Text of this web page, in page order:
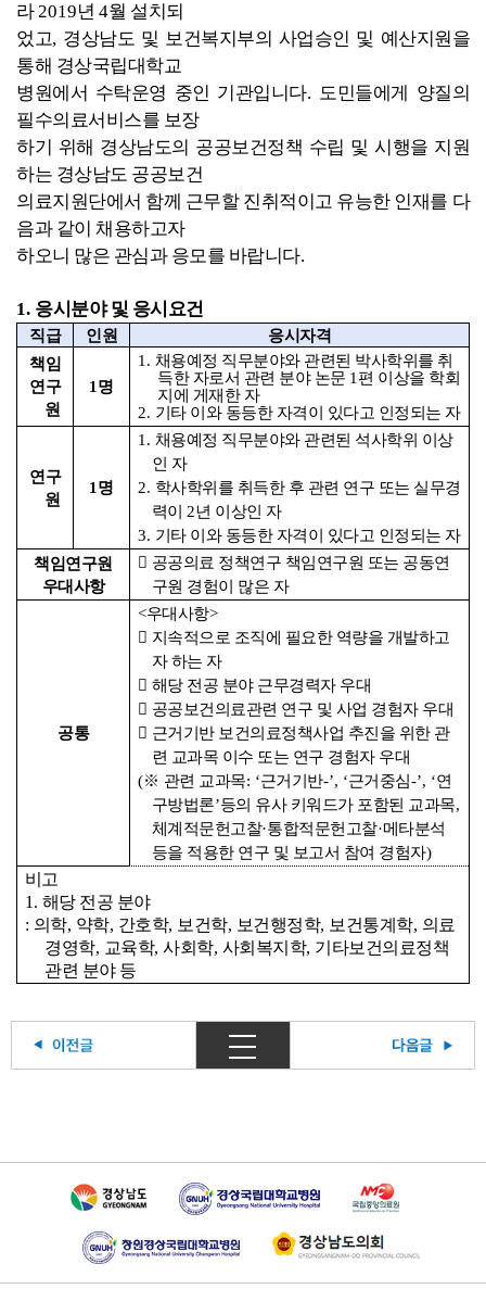
라2019년 4월 설치되
었고, 경상남도 및 보건복지부의 사업승인 및 예산지원을
통해 경상국립대학교
병원에서 수탁운영 중인 기관입니다. 도민들에게 양질의
필수의료서비스를 보장
하기 위해 경상남도의 공공보건정책 수립 및 시행을 지원
하는 경상남도 공공보건
의료지원단에서 함께 근무할 진취적이고 유능한 인재를 다
음과 같이 채용하고자
하오니 많은 관심과 응모를 바랍니다.
1. 응시분야 및 응시요건
직급 인원
응시자격
책임
연구
원
1 명
1. 채용예정 직무분야와 관련된 박사학위를 취
득한 자로서 관련 분야 논문 1 편 이상을 학회
지에 게재한 자
2. 기타 이와 동등한 자격이 있다고 인정되는 자
연구
원
1 명
1. 채용예정 직무분야와 관련된 석사학위 이상
인 자
2. 학사학위를 취득한 후 관련 연구 또는 실무경
력이 2년 이상인 자
3. 기타 이와 동등한 자격이 있다고 인정되는 자
책임연구원
우대사항
 공공의료 정책연구 책임연구원 또는 공동연
구원 경험이 많은 자
공통
<우대사항>
 지속적으로 조직에 필요한 역량을 개발하고
자 하는 자
 해당 전공 분야 근무경력자 우대
 공공보건의료관련 연구 및 사업 경험자 우대
 근거기반 보건의료정책사업 추진을 위한 관
련 교과목 이수 또는 연구 경험자 우대
(※ 관련 교과목: ‘근거기반-’, ‘근거중심-’, ‘연
구방법론’등의 유사 키워드가 포함된 교과목,
체계적문헌고찰·통합적문헌고찰·메타분석
등을 적용한 연구 및 보고서 참여 경험자)
비고
1. 해당 전공 분야
: 의학, 약학, 간호학, 보건학, 보건행정학, 보건통계학, 의료
경영학, 교육학,사회학, 사회복지학, 기타보건의료정책
관련 분야 등